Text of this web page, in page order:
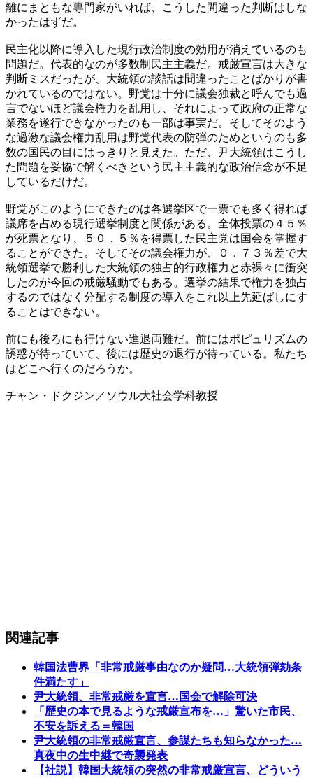
離にまともな専門家がいれば、こうした間違った判断はしな
かったはずだ。
民主化以降に導入した現行政治制度の効用が消えているのも
問題だ。代表的なのが多数制民主主義だ。戒厳宣言は大きな
判断ミスだったが、大統領の談話は間違ったことばかりが書
かれているのではない。野党は十分に議会独裁と呼んでも過
言でないほど議会権力を乱用し、それによって政府の正常な
業務を遂行できなかったのも一部は事実だ。そしてそのよう
な過激な議会権力乱用は野党代表の防弾のためというのも多
数の国民の目にはっきりと見えた。ただ、尹大統領はこうし
た問題を妥協で解くべきという民主主義的な政治信念が不足
しているだけだ。
野党がこのようにできたのは各選挙区で一票でも多く得れば
議席を占める現行選挙制度と関係がある。全体投票の４５％
が死票となり、５０．５％を得票した民主党は国会を掌握す
ることができた。そしてその議会権力が、０．７３％差で大
統領選挙で勝利した大統領の独占的行政権力と赤裸々に衝突
したのが今回の戒厳騒動でもある。選挙の結果で権力を独占
するのではなく分配する制度の導入をこれ以上先延ばしにす
ることはできない。
前にも後ろにも行けない進退両難だ。前にはポピュリズムの
誘惑が待っていて、後には歴史の退行が待っている。私たち
はどこへ行くのだろうか。
チャン・ドクジン／ソウル大社会学科教授
関連記事
韓国法曹界「非常戒厳事由なのか疑問…大統領弾劾条
件満たす」
尹大統領、非常戒厳を宣言…国会で解除可決
「歴史の本で見るような戒厳宣布を…」驚いた市民、
不安を訴える＝韓国
尹大統領の非常戒厳宣言、参謀たちも知らなかった…
真夜中の生中継で奇襲発表
【社説】韓国大統領の突然の非常戒厳宣言、どういう